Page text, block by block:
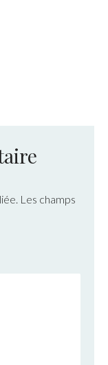
Les champs